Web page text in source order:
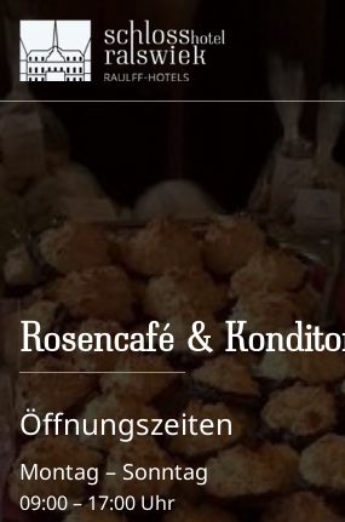
Rosencafé &
Öffnungszeiten
Montag – Sonntag
09:00 – 17:00 Uhr